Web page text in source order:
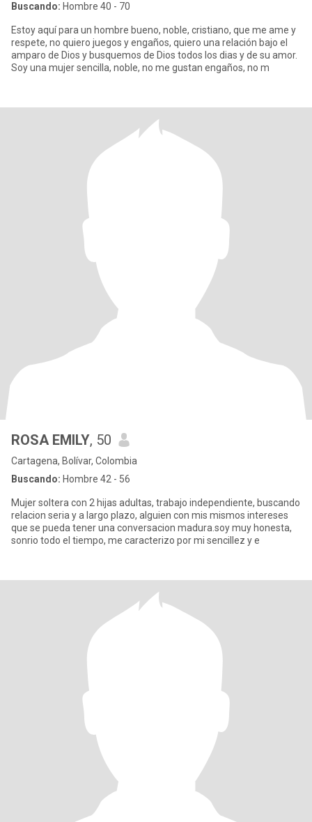
Buscando: Hombre 40 - 70
Estoy aquí para un hombre bueno, noble, cristiano, que me ame y
respete, no quiero juegos y engaños, quiero una relación bajo el
amparo de Dios y busquemos de Dios todos los dias y de su amor.
Soy una mujer sencilla, noble, no me gustan engaños, no m
ROSA EMILY, 50
Cartagena, Bolívar, Colombia
Buscando: Hombre 42 - 56
Mujer soltera con 2 hijas adultas, trabajo independiente, buscando
relacion seria y a largo plazo, alguien con mis mismos intereses
que se pueda tener una conversacion madura.soy muy honesta,
sonrio todo el tiempo, me caracterizo por mi sencillez y e